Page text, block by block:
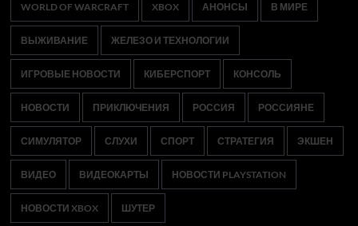
WORLD OF WARCRAFT XBOX АНОНСЫ В МИРЕ
ВЫЖИВАНИЕ ЖЕЛЕЗО И ТЕХНОЛОГИИ
ИГРОВЫЕ НОВОСТИ КИБЕРСПОРТ КОНСОЛЬ
НОВОСТИ ПРИКЛЮЧЕНИЯ РОССИЯ РОССИЯНЕ
СИМУЛЯТОР СЛУХИ СПОРТ СТРАТЕГИЯ ЭКШЕН
ВИДЕО ВИДЕОКАРТЫ НОВОСТИ PLAYSTATION
НОВОСТИ XBOX ШУТЕР